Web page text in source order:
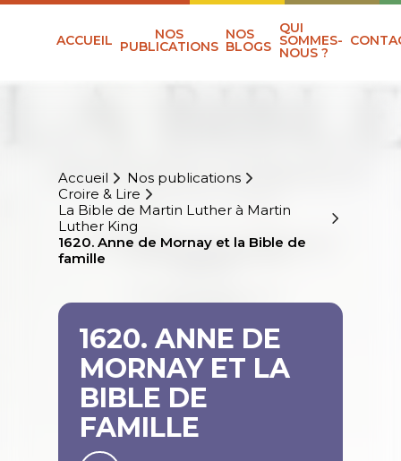
ACCUEIL NOS
PUBLICATIONS
NOS
BLOGS
QUI
SOMMES-
NOUS ?
Accueil
Nos publications
Croire & Lire
La Bible de Martin Luther à Martin
Luther King
1620. Anne de Mornay et la Bible de
famille
1620. ANNE DE
MORNAY ET LA
BIBLE DE
FAMILLE